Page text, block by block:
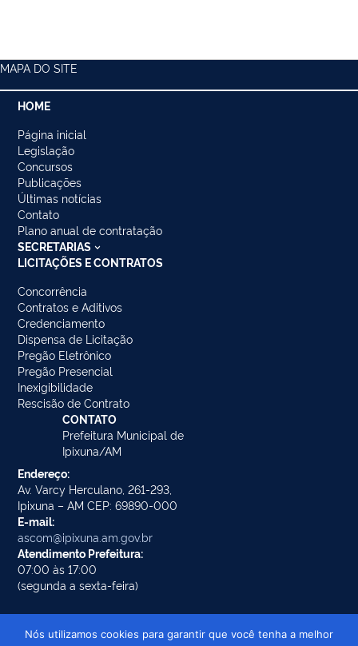
MAPA DO SITE
HOME
Página inicial
Legislação
Concursos
Publicações
Últimas notícias
Contato
Plano anual de contratação
SECRETARIAS
LICITAÇÕES E CONTRATOS
Concorrência
Contratos e Aditivos
Credenciamento
Dispensa de Licitação
Pregão Eletrônico
Pregão Presencial
Inexigibilidade
Rescisão de Contrato
CONTATO
Prefeitura Municipal de
Ipixuna/AM
Endereço:
Av. Varcy Herculano, 261-293,
Ipixuna – AM CEP: 69890-000
E-mail:
ascom@ipixuna.am.gov.br
Atendimento Prefeitura:
07:00 às 17:00
(segunda a sexta-feira)
Nós utilizamos cookies para garantir que você tenha a melhor